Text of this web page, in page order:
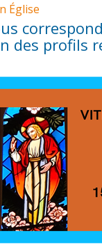
Église
des profils